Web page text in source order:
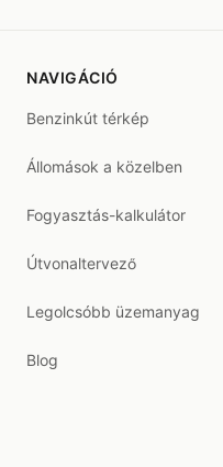
NAVIGÁCIÓ
Benzinkút térkép
Állomások a közelben
Fogyasztás-kalkulátor
Útvonaltervező
Legolcsóbb üzemanyag
Blog